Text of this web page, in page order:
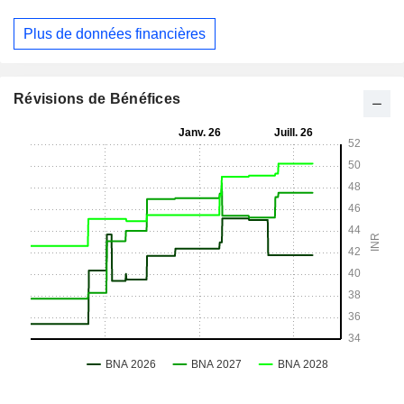
Plus de données financières
Révisions de Bénéfices